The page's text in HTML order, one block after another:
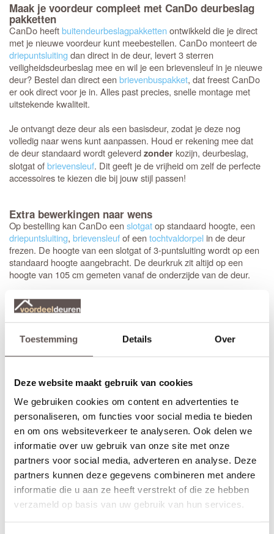
Toestemming Details Over
Deze website maakt gebruik van cookies
We gebruiken cookies om content en advertenties te
personaliseren, om functies voor social media te bieden
en om ons websiteverkeer te analyseren. Ook delen we
informatie over uw gebruik van onze site met onze
partners voor social media, adverteren en analyse. Deze
partners kunnen deze gegevens combineren met andere
informatie die u aan ze heeft verstrekt of die ze hebben
verzameld op basis van uw gebruik van hun services.
Maak je voordeur compleet met CanDo deurbeslag
pakketten
CanDo heeftbuitendeurbeslagpakketten ontwikkeld die je direct
met je nieuwe voordeur kunt meebestellen. CanDo monteert de
driepuntsluitingdan direct in de deur, levert 3 sterren
veiligheidsdeurbeslag mee en wil je een brievensleuf in je nieuwe
deur? Bestel dan direct eenbrievenbuspakket, dat freest CanDo
er ook direct voor je in. Alles past precies, snelle montage met
uitstekende kwaliteit.
Je ontvangt deze deur als een basisdeur, zodat je deze nog
volledig naar wens kunt aanpassen. Houd er rekening mee dat
de deur standaard wordt geleverdzonderkozijn, deurbeslag,
slotgat ofbrievensleuf. Dit geeft je de vrijheid om zelf de perfecte
accessoires te kiezen die bij jouw stijl passen!
Extra bewerkingen naar wens
Op bestelling kan CanDo eenslotgatop standaard hoogte, een
driepuntsluiting, brievensleufof eentochtvaldorpel in de deur
frezen. De hoogte van een slotgat of 3-puntsluiting wordt op een
standaard hoogte aangebracht. De deurkruk zit altijd op een
hoogte van 105 cm gemeten vanaf de onderzijde van de deur.
*Sleutelbediende 3-puntsluiting
Te gebruiken voor buitendeuren met een
aan de buitenkant en een deurkruk aan de binnenkant. Dit type
sleutelbediendis ideaal voor voordeuren. De infrezing wordt
*Krukbediende 3-puntsluiting (achterdeur)
Te gebruiken voor buitendeuren met aan beide zijden een
deurkruk. Dit type krukbediend
is ideaal voor achter- of
balkondeuren. De infrezing wordt netjes afgewerkt met grondverf
en de driepuntsluiting wordt direct gemonteerd. (exclusief
deurkruk)
Montage en Afwerking
Voordeuren worden gemonteerd met minimaal drie
hoogwaardigekogellagerscharnieren. Dit zorgt voor een soepele
beweging en voorkomt kromtrekken. Heb je een deur van 231,5